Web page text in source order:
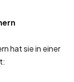
hat sie in einer